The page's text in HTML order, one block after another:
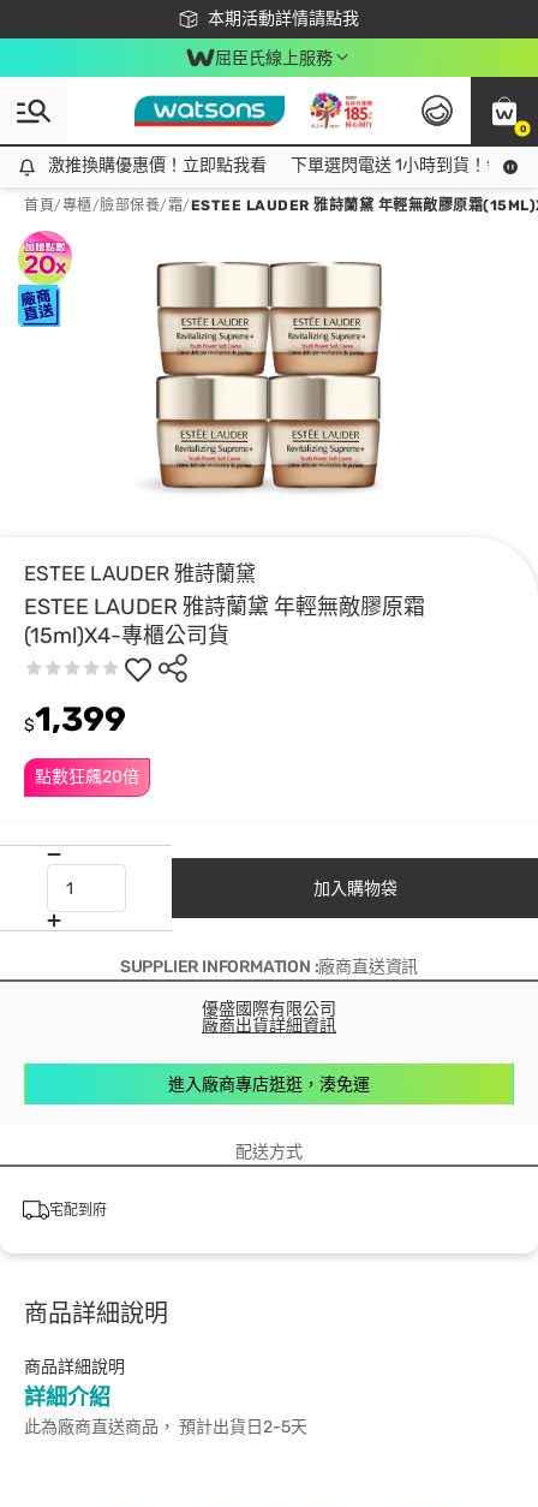
本期活動詳情請點我
下載app最高回饋$350
屈臣氏線上服務
0
激推換購優惠價！立即點我看
激推換購優惠價！立即點我看 下單選閃電送 1小時到貨！領神
首頁/專櫃/臉部保養/霜/ESTEE LAUDER 雅詩蘭黛 年輕無敵膠原霜
ESTEE LAUDER 雅詩蘭黛
ESTEE LAUDER 雅詩蘭黛 年輕無敵膠原霜
(15ml)X4-專櫃公司貨
點數狂飆20倍
$1,399
加入購物袋
SUPPLIER INFORMATION :廠商直送資訊
優盛國際有限公司
廠商出貨詳細資訊
進入廠商專店逛逛，湊免運
配送方式
宅配到府
商品詳細說明
商品詳細說明
詳細介紹
此為廠商直送商品， 預計出貨日2-5天